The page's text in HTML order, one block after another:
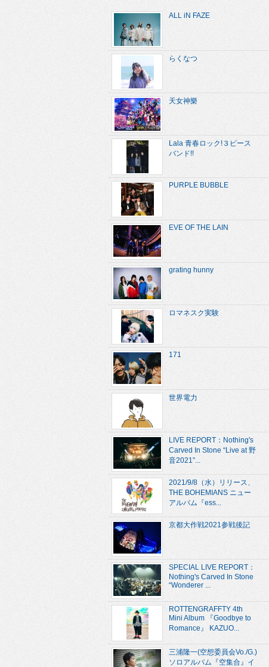
ALL iN FAZE
らくなつ
天女神樂
Lala 青春ロック!３ピース
バンド!!
PURPLE BUBBLE
EVE OF THE LAIN
grating hunny
ロマネスク実験
171
世界電力
LIVE REPORT：Nothing's
Carved In Stone “Live at 野
音2021”...
2021/9/8（水）リリース、
THE BOHEMIANS ニュー
アルバム『ess...
京都大作戦2021参戦後記
SPECIAL LIVE REPORT：
Nothing's Carved In Stone
“Wonderer ...
ROTTENGRAFFTY 4th
Mini Album 『Goodbye to
Romance』 KAZUO...
三浦隆一(空想委員会Vo./G.)
ソロアルバム『空集合』イ